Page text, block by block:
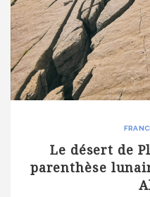
Le désert de
parenthèse